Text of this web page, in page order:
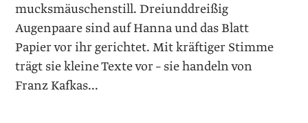
mucksmäuschenstill. Dreiunddreißig
Augenpaare sind auf Hanna und das Blatt
Papier vor ihr gerichtet. Mit kräftiger Stimme
trägt sie kleine Texte vor – sie handeln von
Franz Kafkas...